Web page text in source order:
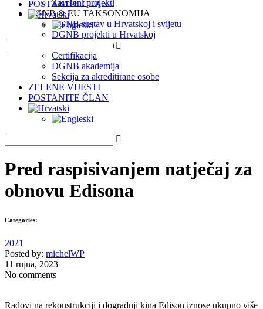
Završeni projekti
DGNB & EU TAKSONOMIJA
DGNB sustav u Hrvatskoj i svijetu
DGNB projekti u Hrvatskoj
EU Taksonomija
Certifikacija
DGNB akademija
Sekcija za akreditirane osobe
ZELENE VIJESTI
POSTANITE ČLAN
POSTANITE ČLAN
Pred raspisivanjem natječaj za
obnovu Edisona
Categories:
2021
Posted by: michelWP
11 rujna, 2023
No comments
Radovi na rekonstrukciji i dogradnji kina Edison iznose ukupno više